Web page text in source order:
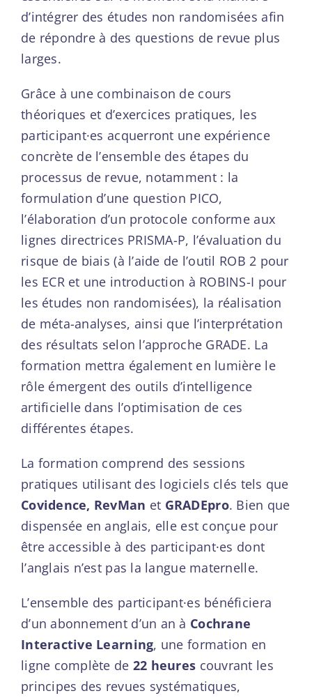
d’intégrer des études non randomisées afin
de répondre à des questions de revue plus
larges.
Grâce à une combinaison de cours
théoriques et d’exercices pratiques, les
participant·es acquerront une expérience
concrète de l’ensemble des étapes du
processus de revue, notamment : la
formulation d’une question PICO,
l’élaboration d’un protocole conforme aux
lignes directrices PRISMA-P, l’évaluation du
risque de biais (à l’aide de l’outil ROB 2 pour
les ECR et une introduction à ROBINS-I pour
les études non randomisées), la réalisation
de méta-analyses, ainsi que l’interprétation
des résultats selon l’approche GRADE. La
formation mettra également en lumière le
rôle émergent des outils d’intelligence
artificielle dans l’optimisation de ces
différentes étapes.
La formation comprend des sessions
pratiques utilisant des logiciels clés tels que
Covidence, RevMan et GRADEpro. Bien que
dispensée en anglais, elle est conçue pour
être accessible à des participant·es dont
l’anglais n’est pas la langue maternelle.
L’ensemble des participant·es bénéficiera
d’un abonnement d’un an à Cochrane
Interactive Learning, une formation en
ligne complète de 22 heures couvrant les
principes des revues systématiques,